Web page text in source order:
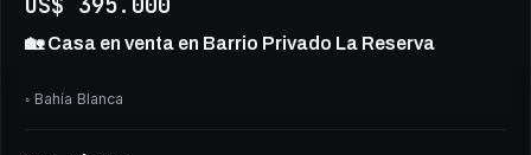
🏡 Casa en venta en Barrio Privado La Reserva
◦ Bahía Blanca